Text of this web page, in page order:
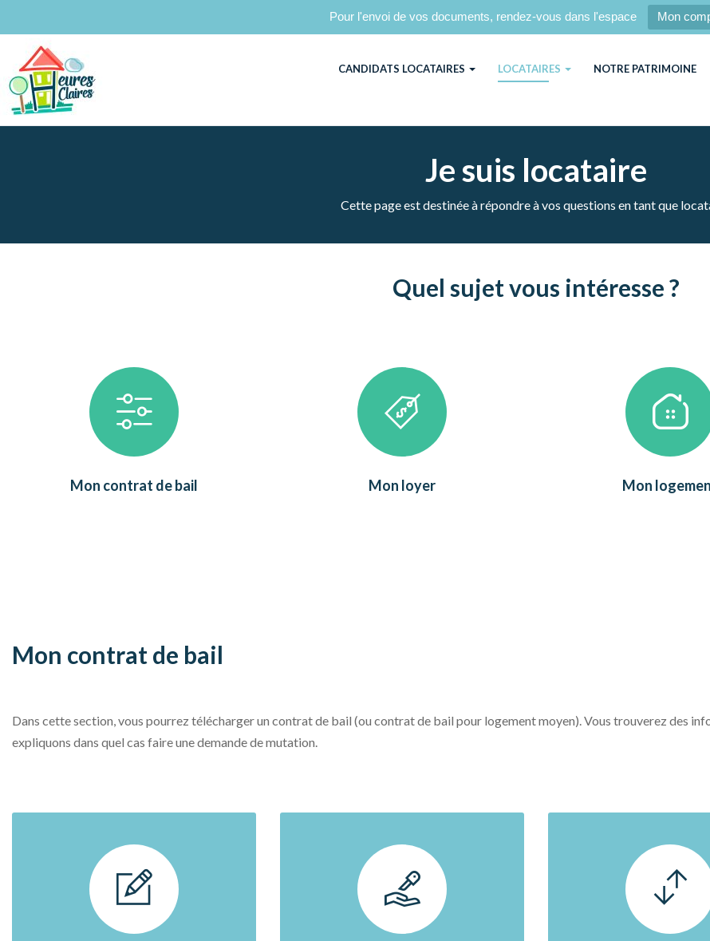
Pour l'envoi de vos documents, rendez-vous dans l'espace Mon
CANDIDATS LOCATAIRES LOCATAIRES NOTRE PATRIMOINE
Je suis locataire
Cette page est destinée à répondre à vos questions en tant que
Quel sujet vous intéresse ?
Mon contrat de bail Mon loyer Mon
Mon contrat de bail
Dans cette section, vous pourrez télécharger un contrat de bail (ou contrat de bail pour logement moyen). Vous trouverez des
expliquons dans quel cas faire une demande de mutation.